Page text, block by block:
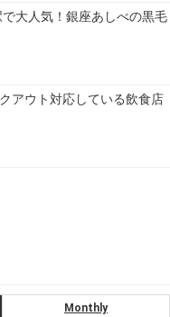
で大人気！銀座あしべの黒毛
アウト対応している飲食店
Monthly